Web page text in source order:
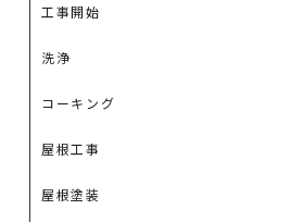
工事開始
洗浄
コーキング
屋根工事
屋根塗装